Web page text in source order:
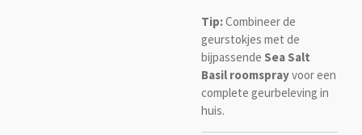
Tip:Combineer de
geurstokjes met de
bijpassende Sea Salt
Basil roomsprayvoor een
complete geurbeleving in
huis.